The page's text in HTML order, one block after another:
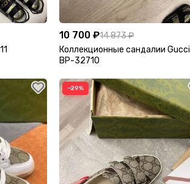
10 700 ₽14 873 ₽
Коллекционные сандалии Gucci
BP-32710
−29%